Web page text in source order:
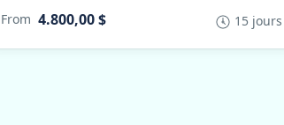
From 4.800,00 $ 15 jours